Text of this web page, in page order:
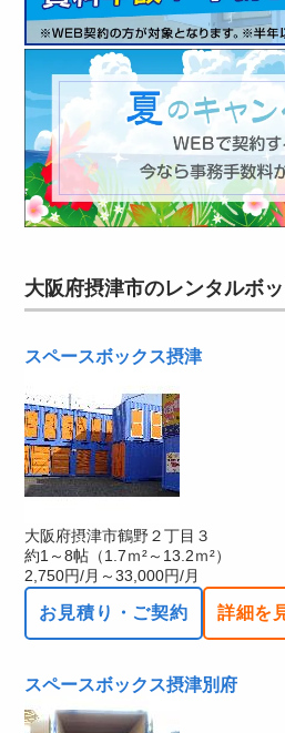
大阪府摂津市のレンタルボ
スペースボックス摂津
大阪府摂津市鶴野２丁目３
約1～8帖（1.7ｍ²～13.2ｍ²）
2,750円/月～33,000円/月
お見積り・ご契約 詳細を
スペースボックス摂津別府